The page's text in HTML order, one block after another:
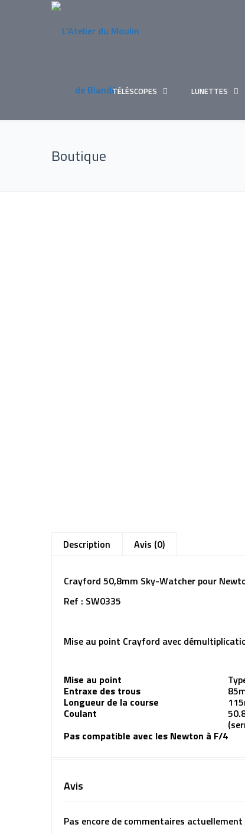
TÉLÉSCOPES LUNETTES
Boutique
Description Avis (0)
Crayford 50,8mm Sky-Watcher pour
Ref : SW0335
Mise au point Crayford avec
Mise au point
Entraxe des trous
Longueur de la course
Coulant
Pas compatible avec les Newton à F/4
Avis
Pas encore de commentaires actuellement